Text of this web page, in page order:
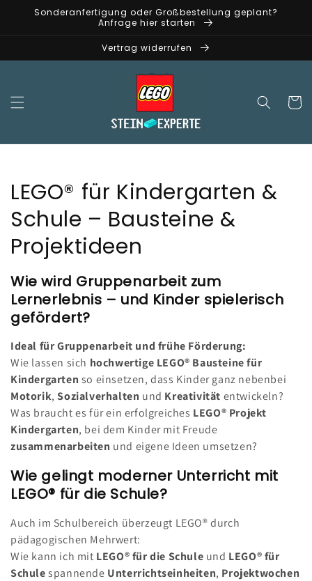
Přejít k
Sonderanfertigung oder Großbestellung geplant?
Anfrage hier starten
Vertrag widerrufen
Košík
K
o
l
e
k
c
e
:
LEGO® für Kindergarten &
Schule – Bausteine &
Projektideen
Wie wird Gruppenarbeit zum
Lernerlebnis – und Kinder spielerisch
gefördert?
Ideal für Gruppenarbeit und frühe Förderung:
Wie lassen sich hochwertige LEGO® Bausteine für
Kindergarten so einsetzen, dass Kinder ganz nebenbei
Motorik,Sozialverhalten und Kreativität entwickeln?
Was braucht es für ein erfolgreiches LEGO® Projekt
Kindergarten, bei dem Kinder mit Freude
zusammenarbeiten und eigene Ideen umsetzen?
Wie gelingt moderner Unterricht mit
LEGO® für die Schule?
Auch im Schulbereich überzeugt LEGO® durch
pädagogischen Mehrwert:
Wie kann ich mit LEGO® für die Schule und LEGO® für
Schulespannende Unterrichtseinheiten, Projektwochen